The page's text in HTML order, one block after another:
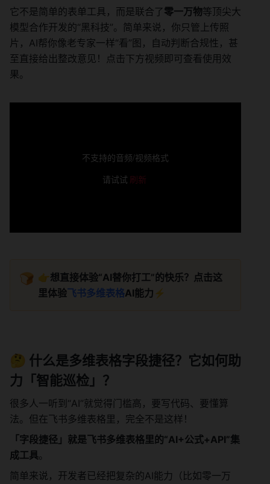
它不是简单的表单工具，而是联合了零一万物等顶尖大
模型合作开发的“黑科技”。简单来说，你只管上传照
片，AI帮你像老专家一样“看”图，自动判断合规性，甚
至直接给出整改意见！点击下方视频即可查看使用效
果。
不支持的音频/视频格式
请试试 刷新
🍞 👉想直接体验“AI替你打工”的快乐？点击这
里体验飞书多维表格AI能力 ⚡️
🤔 什么是多维表格字段捷径？它如何助
力「智能巡检」？
很多人一听到“AI”就觉得门槛高，要写代码、要懂算
法。但在飞书多维表格里，完全不是这样！
「字段捷径」就是飞书多维表格里的“AI+公式+API”集
成工具。
简单来说，开发者已经把复杂的AI能力（比如零一万